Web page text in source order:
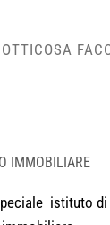
COSA
IMMOBILIARE
istituto